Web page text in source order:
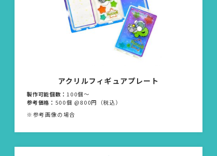
アクリルフィギュアプレート
製作可能個数： 100個〜
参考価格： 500個 @800円（税込）
※参考画像の場合